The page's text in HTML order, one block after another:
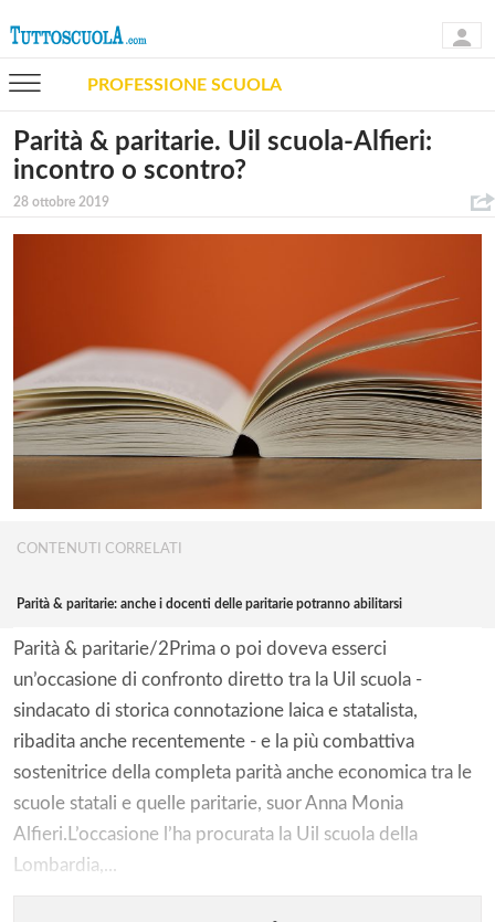
PROFESSIONE SCUOLA
Parità & paritarie. Uil scuola-Alfieri:
incontro o scontro?
28 ottobre 2019
CONTENUTI CORRELATI
Parità & paritarie: anche i docenti delle paritarie potranno abilitarsi
Parità & paritarie/2Prima o poi doveva esserci
un’occasione di confronto diretto tra la Uil scuola -
sindacato di storica connotazione laica e statalista,
ribadita anche recentemente - e la più combattiva
sostenitrice della completa parità anche economica tra le
scuole statali e quelle paritarie, suor Anna Monia
Alfieri.L’occasione l’ha procurata la Uil scuola della
Lombardia,...